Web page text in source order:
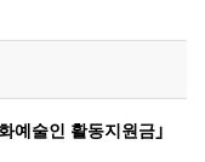
예술인 활동지원금｣